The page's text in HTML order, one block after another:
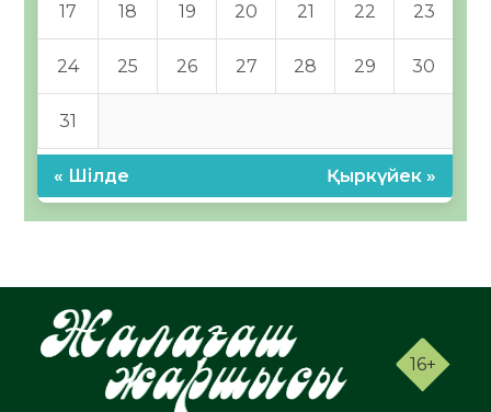
17 18 19 20 21 22 23
24 25 26 27 28 29 30
31
« Шілде Қыркүйек »
16+